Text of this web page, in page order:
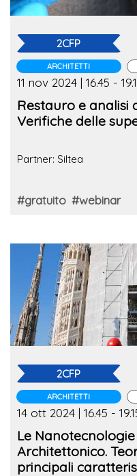
2CFP
ARCHITETTI
11 nov 2024 | 16.45 -
Restauro e analisi
Verifiche delle
Partner: Siltea
#gratuito #webinar
2CFP
ARCHITETTI
14 ott 2024 | 16.45 -
Le
Architettonico.
principali